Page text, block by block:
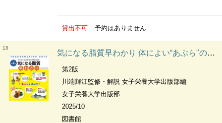
貸出不可 予約はありません
18
気になる脂質早わかり 体によい“あぶら"のとり方がわかる Food & cooking data
第2版
川端輝江監修・解説 女子栄養大学出版部編
女子栄養大学出版部
2025/10
図書館